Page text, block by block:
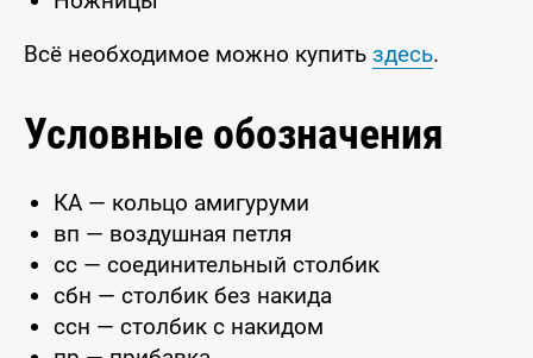
Всё необходимое можно купить здесь.
Условные обозначения
КА — кольцо амигуруми
вп — воздушная петля
сс — соединительный столбик
сбн — столбик без накида
ссн — столбик с накидом